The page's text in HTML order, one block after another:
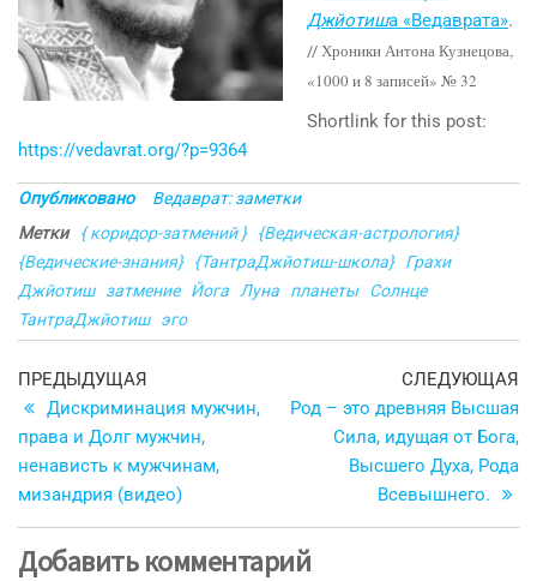
Джйотиша «Ведаврата».
// Хроники Антона Кузнецова,
«1000 и 8 записей» №32
Shortlink for this post:
https://vedavrat.org/?p=9364
Опубликовано
Ведаврат: заметки
Метки
{ коридор-затмений }
{Ведическая-астрология}
{Ведические-знания}
{ТантраДжйотиш-школа}
Грахи
Джйотиш
затмение Йога Луна планеты
Солнце
ТантраДжйотиш
эго
Навигация
по
записям
Предыдущая
запись
ПРЕДЫДУЩАЯ
Дискриминация мужчин,
права и Долг мужчин,
ненависть к мужчинам,
мизандрия (видео)
СЛЕДУЮЩАЯ
Род – это древняя Высшая
Сила, идущая от Бога,
Высшего Духа, Рода
Всевышнего.
Добавить комментарий